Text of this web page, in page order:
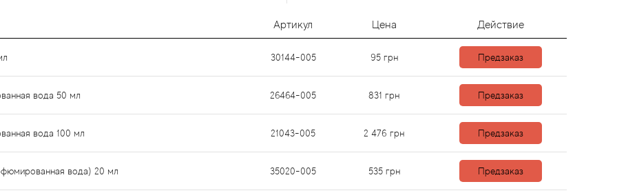
Артикул Цена Действие
30144-005 95 грн Предзаказ
вода 50 мл 26464-005 831 грн Предзаказ
вода 100 мл 21043-005 2 476 грн Предзаказ
вода) 20 мл 35020-005 535 грн Предзаказ